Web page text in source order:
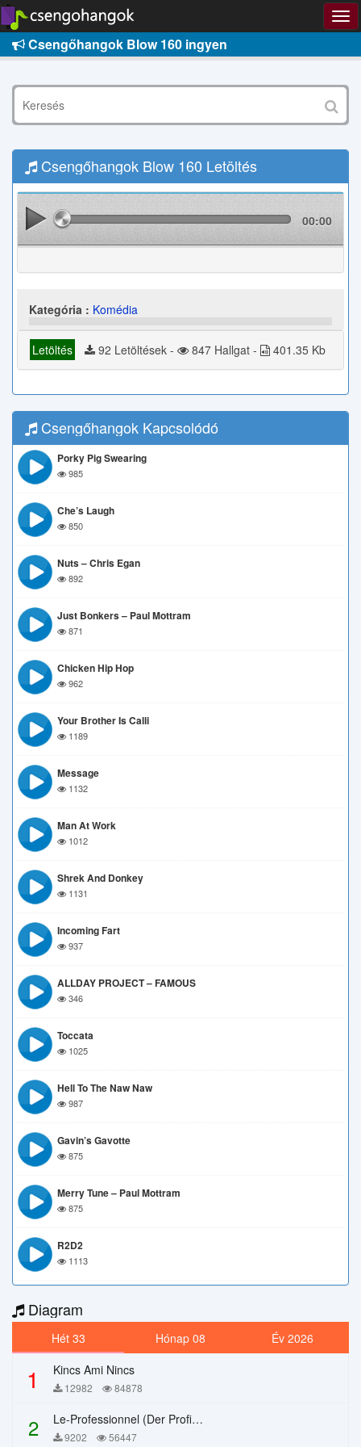
Csengőhangok Blow 160 ingyen
Csengőhangok Blow 160 Letöltés
00:00
Kategória : Komédia
Letöltés 92 Letöltések - 847 Hallgat - 401.35 Kb
Csengőhangok Kapcsolódó
Porky Pig Swearing
985
Che’s Laugh
850
Nuts – Chris Egan
892
Just Bonkers – Paul Mottram
871
Chicken Hip Hop
962
Your Brother Is Calli
1189
Message
1132
Man At Work
1012
Shrek And Donkey
1131
Incoming Fart
937
ALLDAY PROJECT – FAMOUS
346
Toccata
1025
Hell To The Naw Naw
987
Gavin’s Gavotte
875
Merry Tune – Paul Mottram
875
R2D2
1113
Diagram
Hét 33 Hónap 08 Év 2026
1 Kincs Ami Nincs
12982 84878
2 Le-Professionnel (Der Profi) – Chi Mai
9202 56447